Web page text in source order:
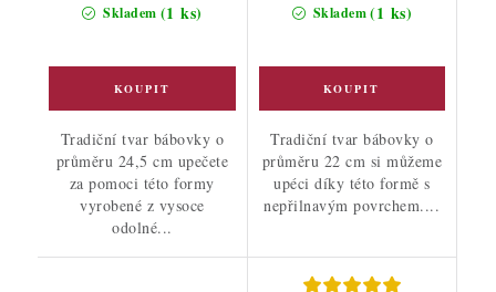
Skladem (1 ks)
Tradiční tvar bábovky o
průměru 24,5 cm upečete
za pomoci této formy
vyrobené z vysoce
odolné...
Skladem(1 ks)
Tradiční tvar bábovky o
průměru 22 cm si můžeme
upéci díky této formě s
nepřilnavým povrchem....